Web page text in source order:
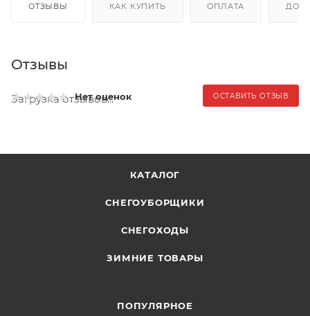
ОТЗЫВЫ КАК КУПИТЬ ОПЛАТА
Отзывы
Нет оценок ОСТАВИТЬ ОТЗЫВ
Загрузка отзывов...
КАТАЛОГ
СНЕГОУБОРЩИКИ
СНЕГОХОДЫ
ЗИМНИЕ ТОВАРЫ
ПОПУЛЯРНОЕ